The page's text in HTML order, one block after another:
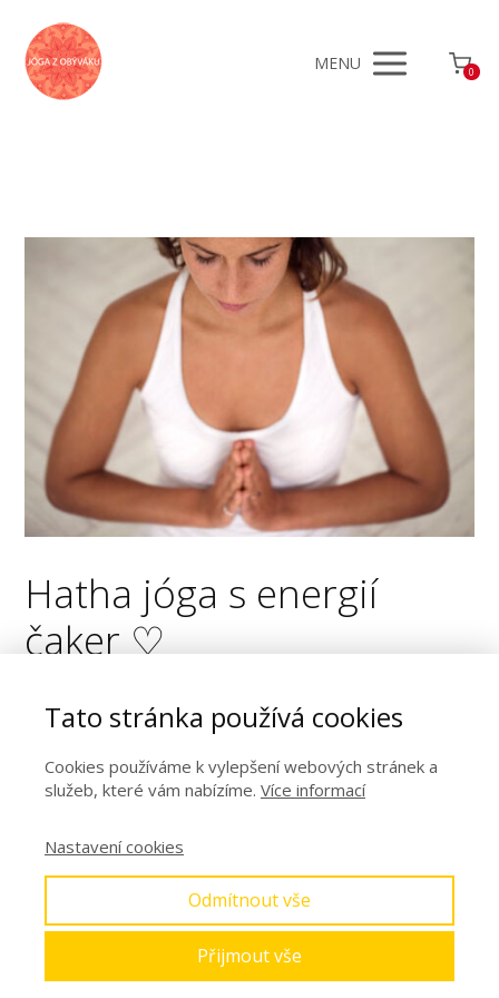
MENU 0
Hatha jóga s energií
čaker ♡
4 videa pro cvičení Hatha jógy podle prastaré indické tradice.
880Kč
Koupit
Možnosti doručení a platby
Tato stránka používá cookies
Cookies používáme k vylepšení webových stránek a
služeb, které vám nabízíme. Více informací
Nastavení cookies
Odmítnout vše
Přijmout vše